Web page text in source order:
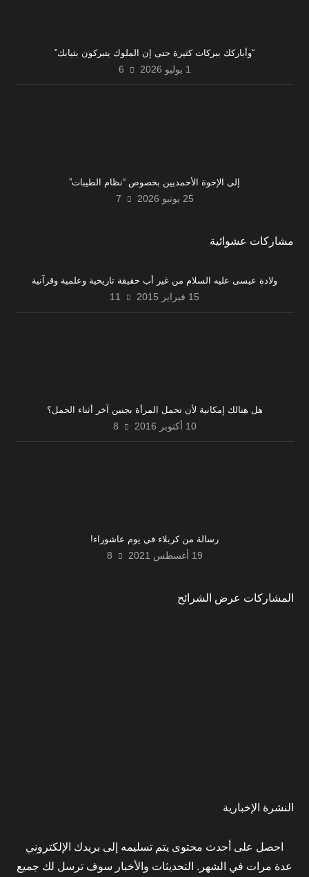
“وأباركك ببركات كثيرة حتى إن الملوك يتبركون بثيابك”
1 يوليو 2026 6
إلى الإخوة الأحمديين بخصوص “نظام الطيبات”
25 يونيو 2026 7
مشاركات عشوائية
ولادة عيسى عليه السلام من غير أب حقيقة تاريخية وعلمية وقرآنية
15 فبراير 2015 11
هل هنالك إمكانية لأن تحمل المرأة بجنين آخر أثناء الحمل؟
10 أكتوبر 2016 8
رسالة من كربلاء في يوم عاشوراء!
19 أغسطس 2021 8
المشاركات عرض الشرائح
النشرة الإخبارية
احصل على أحدث محتوى يتم تسليمه إلى بريدك الإلكتروني
عدة مرات في الشهر. التحديثات والأخبار سوف ترسل لك جميع